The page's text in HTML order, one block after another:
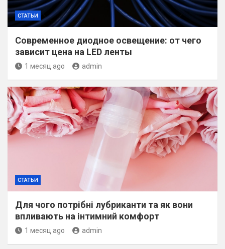
СТАТЬИ
Современное диодное освещение: от чего
зависит цена на LED ленты
1 месяц ago admin
СТАТЬИ
Для чого потрібні лубриканти та як вони
впливають на інтимний комфорт
1 месяц ago admin